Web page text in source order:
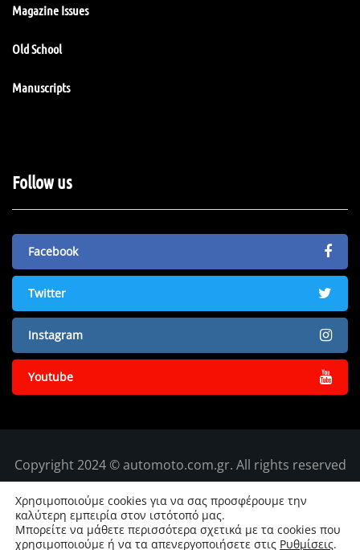
Magazine Issues
Old School
Manuscripts
Follow us
Facebook
Twitter
Instagram
Youtube
Copyright 2024 © automoto.com.gr. All rights reserved
Χρησιμοποιούμε cookies για να σας προσφέρουμε την
καλύτερη εμπειρία στον ιστότοπό μας.
Μπορείτε να μάθετε περισσότερα σχετικά με τα cookies που
χρησιμοποιούμε ή να τα απενεργοποιήσετε στις Ρυθμίσεις.